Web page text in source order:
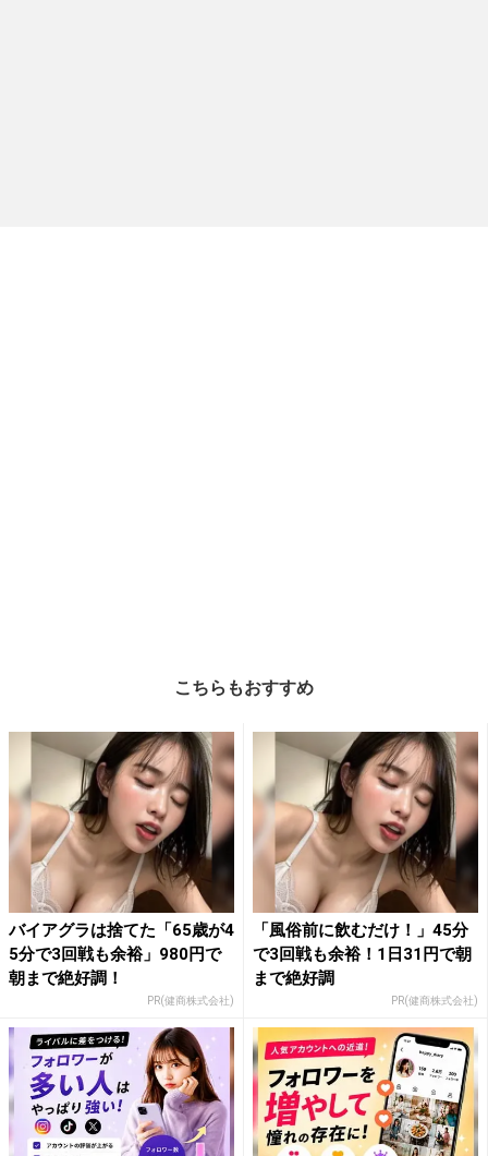
こちらもおすすめ
バイアグラは捨てた「65歳が4
5分で3回戦も余裕」980円で
朝まで絶好調！
PR(健商株式会社)
「風俗前に飲むだけ！」45分
で3回戦も余裕！1日31円で朝
まで絶好調
PR(健商株式会社)